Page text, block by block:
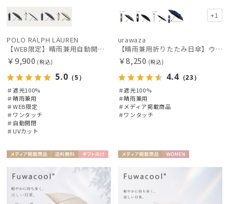
POLO RALPH LAUREN
【WEB限定】晴雨兼用自動開閉日傘 ポロ ラルフ ローレン（POLO RALPH LAUREN）ベア 遮光100 UV100 ワンタッチ開閉
￥9,900 (税込)
5.0 （5）
＃遮光100%
＃晴雨兼用
＃WEB限定
＃ワンタッチ
＃自動開閉
＃UVカット
+1
urawaza
【晴雨兼用折りたたみ日傘】ウラワザ（urawaza）無地 55㎝ 晴雨兼用 遮光100% UV100% 自動開閉 ワンタッチ
￥8,250 (税込)
4.4 （23）
＃遮光100%
＃晴雨兼用
＃メディア掲載商品
＃ワンタッチ
載商品
料
向け
載商品
N